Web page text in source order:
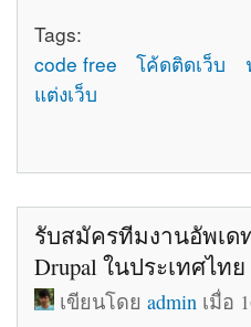
Tags:
code free
โค้ดติดเว็บ
แต่งเว็บ
about โค้ดติดเว็บฟรี html โ
รับสมัครทีมงานอัพเด
Drupal ในประเทศไทย
เขียนโดยadmin เมื่อ